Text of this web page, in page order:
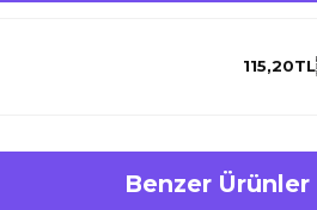
115,20TL
Benzer Ürünler